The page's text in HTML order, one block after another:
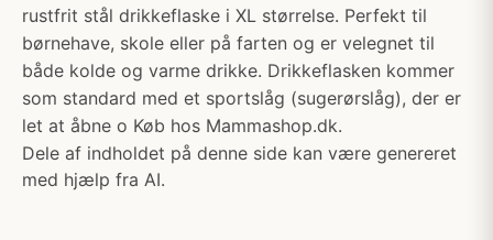
rustfrit stål drikkeflaske i XL størrelse. Perfekt til
børnehave, skole eller på farten og er velegnet til
både kolde og varme drikke. Drikkeflasken kommer
som standard med et sportslåg (sugerørslåg), der er
let at åbne o Køb hos Mammashop.dk.
Dele af indholdet på denne side kan være genereret
med hjælp fra AI.